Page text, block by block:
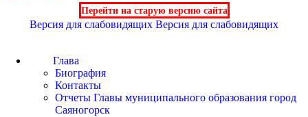
Перейти на старую версию сайта
Версия для слабовидящих Версия для слабовидящих
Глава
Биография
Контакты
Отчеты Главы муниципального образования город
Саяногорск